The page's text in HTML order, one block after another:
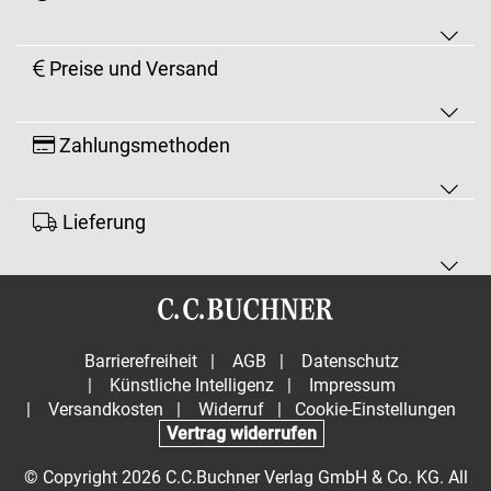
Preise und Versand
Zahlungsmethoden
Lieferung
Barrierefreiheit | AGB |
Datenschutz
|
Künstliche Intelligenz |
Impressum
|
Versandkosten | Widerruf |
Cookie-Einstellungen
Vertrag widerrufen
© Copyright 2026 C.C.Buchner Verlag GmbH & Co. KG. All